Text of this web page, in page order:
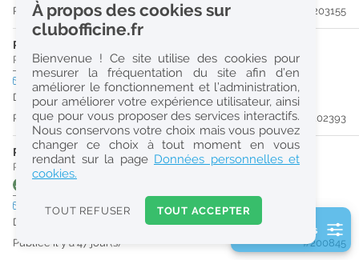
Réinitialiser
2
0
k
m
Consulter les offres de la France d'outre-mer
Publiée il y a 17 jour(s)
#203155
PHARMACIEN (H/F)
Pharmacie d'Officine|45480 Bazoches-Les-Gallerandes
temps plein
Dès que possible
Publiée il y a 28 jour(s)
#202393
PHARMACIEN (H/F)
Pharmacie d'Officine 91670 Angerville
4412
CDItemps plein
Dès que possible
Publiée il y a 47 jour(s)
#200845
2 filtre(s) actifs
À propos des cookies sur
clubofficine.fr
Bienvenue ! Ce site utilise des cookies pour
mesurer la fréquentation du site afin d’en
améliorer le fonctionnement et l’administration,
pour améliorer votre expérience utilisateur, ainsi
que pour vous proposer des services interactifs.
Nous conservons votre choix mais vous pouvez
changer ce choix à tout moment en vous
rendant sur la page Données personnelles et
cookies.
TOUT REFUSER TOUT ACCEPTER